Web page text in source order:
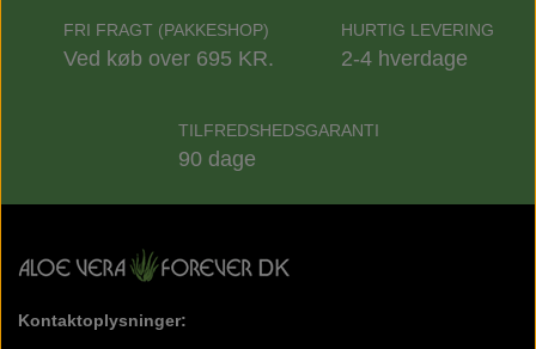
FRI FRAGT (PAKKESHOP)
Ved køb over 695 KR.
HURTIG LEVERING
2-4 hverdage
TILFREDSHEDSGARANTI
90 dage
Kontaktoplysninger: